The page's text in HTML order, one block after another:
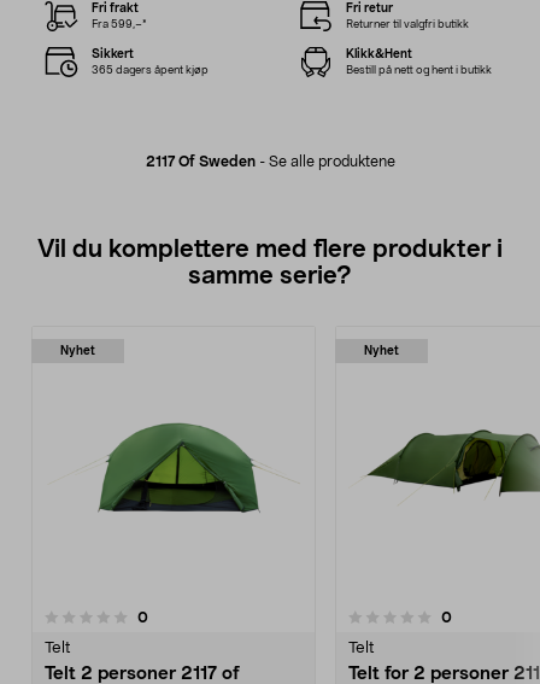
2117 Of Sweden- Se alle produktene
Fri frakt
Fra 599,–*
Fri retur
Returner til valgfri butikk
Sikkert
365 dagers åpent kjøp
Klikk&Hent
Bestill på nett og hent i butikk
Vil du komplettere med flere produkter i
samme serie?
Nyhet
0anmeldelser
Telt
Telt 2 personer 2117 of
Nyhet
0.0 av 5 stjerner 0anmeldelser
Telt
Telt for 2 personer